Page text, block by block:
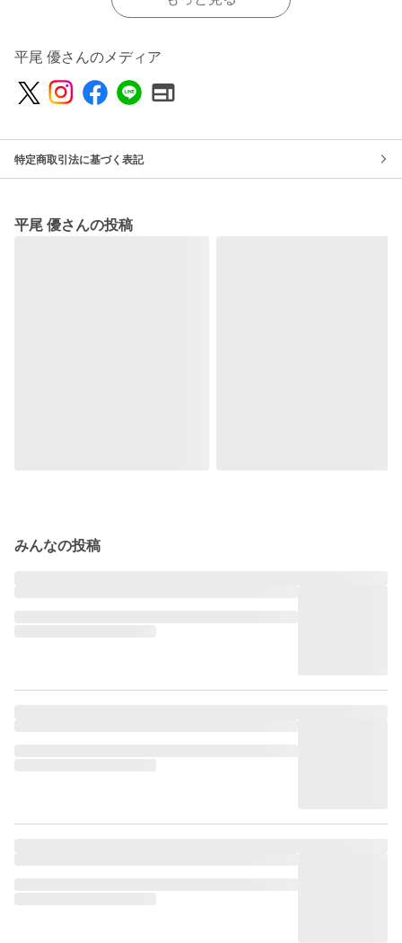
平尾 優さんのメディア
特定商取引法に基づく表記
平尾 優さんの投稿
みんなの投稿